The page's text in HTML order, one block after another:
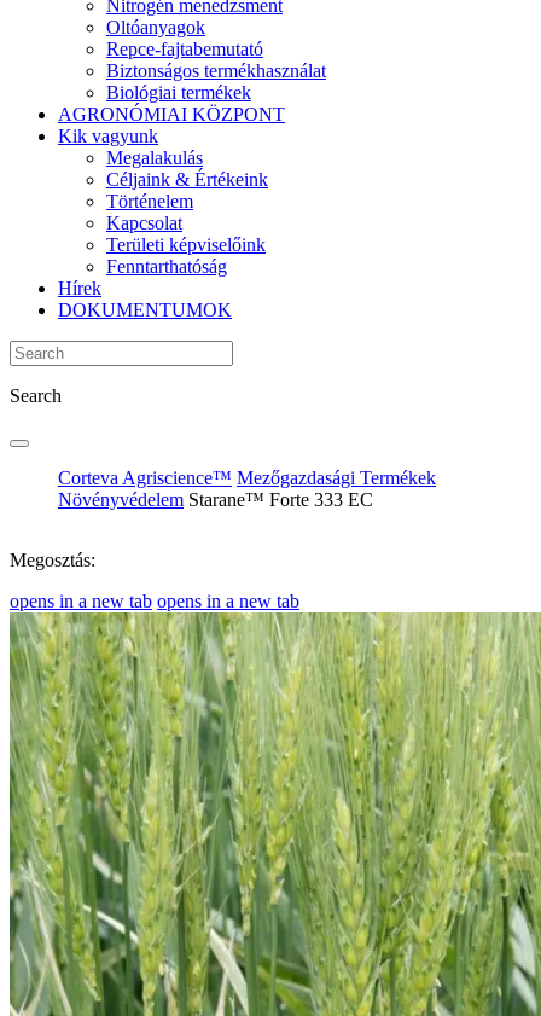
Nitrogén menedzsment
Oltóanyagok
Repce-fajtabemutató
Biztonságos termékhasználat
Biológiai termékek
AGRONÓMIAI KÖZPONT
Kik vagyunk
Megalakulás
Céljaink & Értékeink
Történelem
Kapcsolat
Területi képviselőink
Fenntarthatóság
Hírek
DOKUMENTUMOK
Search
Corteva Agriscience™ Mezőgazdasági Termékek
Növényvédelem Starane™ Forte 333 EC
Megosztás:
opens in a new tab opens in a new tab